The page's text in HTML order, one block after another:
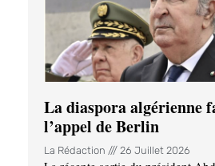
La diaspora algérienne
l’appel de Berlin
La Rédaction 26 Juillet 2026